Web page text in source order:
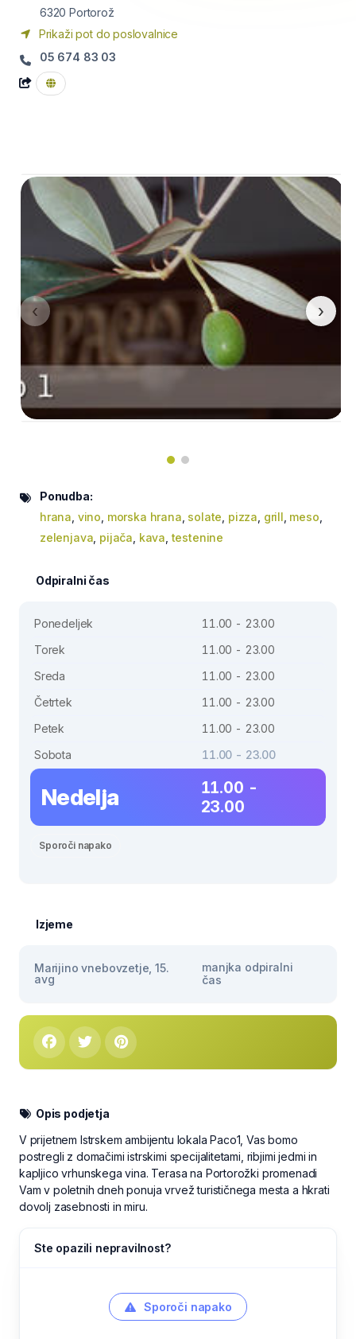
6320 Portorož
Prikaži pot do poslovalnice
05 674 83 03
‹ ›
Ponudba:
hrana vino morska hrana solate pizza grill meso
zelenjava pijača kava ,testenine
Odpiralni čas
Ponedeljek
11.00 - 23.00
Torek
11.00 - 23.00
Sreda
11.00 - 23.00
Četrtek
11.00 - 23.00
Petek
11.00 - 23.00
Sobota
11.00 - 23.00
Nedelja
11.00 -
23.00
Sporoči napako
Izjeme
Marijino vnebovzetje, 15.
avg
manjka odpiralni
čas
Opis podjetja
V prijetnem Istrskem ambijentu lokala Paco1, Vas bomo
postregli z domačimi istrskimi specijalitetami, ribjimi jedmi in
kapljico vrhunskega vina. Terasa na Portorožki promenadi
Vam v poletnih dneh ponuja vrvež turističnega mesta a hkrati
dovolj zasebnosti in miru.
Ste opazili nepravilnost?
Sporoči napako